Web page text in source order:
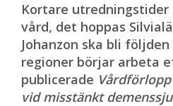
Kortare
vård, det hoppas
Johanzon ska bli
regioner börjar arbeta
publicerade
vid misstänkt